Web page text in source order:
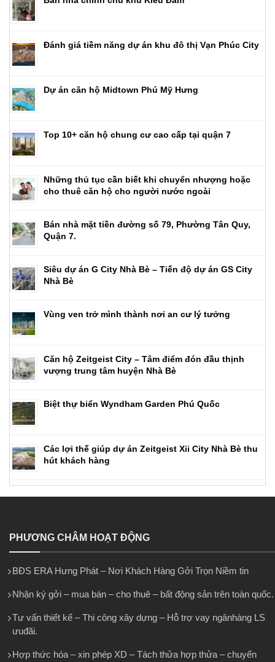
Đánh giá tiềm năng dự án khu đô thị Vạn Phúc City
Dự án căn hộ Midtown Phú Mỹ Hưng
Top 10+ căn hộ chung cư cao cấp tại quận 7
Những thủ tục cần biết khi chuyển nhượng hoặc
cho thuê căn hộ cho người nước ngoài
Bán nhà mặt tiền đường số 79, Phường Tân Quy,
Quận 7.
Siêu dự án G City Nhà Bè – Tiến độ dự án GS City
Nhà Bè
Vùng ven trở mình thành nơi an cư lý tưởng
Căn hộ Zeitgeist City – Tâm điểm đón đầu thịnh
vượng trung tâm huyện Nhà Bè
Biệt thự biển Wyndham Garden Phú Quốc
Các lợi thế giúp dự án Zeitgeist Xii City Nhà Bè thu
hút khách hàng
PHƯƠNG CHÂM HOẠT ĐỘNG
BĐS ERA Hưng Phát – Nơi Khách Hàng Gởi Trọn Niềm tin
Nhận ký gởi – mua bán – cho thuê – bất động sản trên toàn quốc.
Tư vấn thiết kế – Thi công xây dựng – Hỗ trợ vay ngânhàng LS
ưuđãi.
Hợp thức hóa – xin phép XD – Tách thửa hợp thửa – chuyển